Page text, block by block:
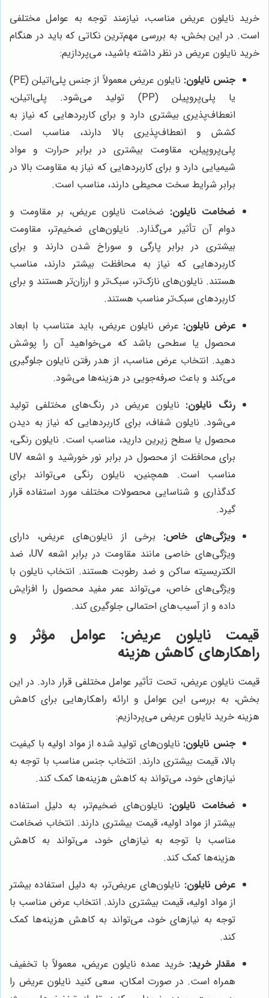
خرید نایلون عریض مناسب، نیازمند توجه به عوامل مختلفی
است. در این بخش، به بررسی مهم‌ترین نکاتی که باید در هنگام
خرید نایلون عریض در نظر داشته باشید، می‌پردازیم:
جنس نایلون:
نایلون عریض معمولاً از جنس پلی‌اتیلن (PE)
یا پلی‌پروپیلن (PP) تولید می‌شود. پلی‌اتیلن،
انعطاف‌پذیری بیشتری دارد و برای کاربردهایی که نیاز به
کشش و انعطاف‌پذیری بالا دارند، مناسب است.
پلی‌پروپیلن، مقاومت بیشتری در برابر حرارت و مواد
شیمیایی دارد و برای کاربردهایی که نیاز به مقاومت بالا در
برابر شرایط سخت محیطی دارند، مناسب است.
ضخامت نایلون: ضخامت نایلون عریض، بر مقاومت و
دوام آن تأثیر می‌گذارد. نایلون‌های ضخیم‌تر، مقاومت
بیشتری در برابر پارگی و سوراخ شدن دارند و برای
کاربردهایی که نیاز به محافظت بیشتر دارند، مناسب
هستند. نایلون‌های نازک‌تر، سبک‌تر و ارزان‌تر هستند و برای
کاربردهای سبک‌تر مناسب هستند.
عرض نایلون: عرض نایلون عریض، باید متناسب با ابعاد
محصول یا سطحی باشد که می‌خواهید آن را پوشش
دهید. انتخاب عرض مناسب، از هدر رفتن نایلون جلوگیری
می‌کند و باعث صرفه‌جویی در هزینه‌ها می‌شود.
رنگ نایلون: نایلون عریض در رنگ‌های مختلفی تولید
می‌شود. نایلون شفاف، برای کاربردهایی که نیاز به دیدن
محصول یا سطح زیرین دارید، مناسب است. نایلون رنگی،
برای محافظت از محصول در برابر نور خورشید و اشعه UV
مناسب است. همچنین، نایلون رنگی می‌تواند برای
کدگذاری و شناسایی محصولات مختلف مورد استفاده قرار
گیرد.
ویژگی‌های خاص: برخی از نایلون‌های عریض، دارای
ویژگی‌های خاصی مانند مقاومت در برابر اشعه UV، ضد
الکتریسیته ساکن و ضد رطوبت هستند. انتخاب نایلون با
ویژگی‌های خاص، می‌تواند عمر مفید محصول را افزایش
داده و از آسیب‌های احتمالی جلوگیری کند.
قیمت نایلون عریض: عوامل مؤثر و
راهکارهای کاهش هزینه
قیمت نایلون عریض، تحت تأثیر عوامل مختلفی قرار دارد. در این
بخش، به بررسی این عوامل و ارائه راهکارهایی برای کاهش
هزینه خرید نایلون عریض می‌پردازیم:
جنس نایلون: نایلون‌های تولید شده از مواد اولیه با کیفیت
بالا، قیمت بیشتری دارند. انتخاب جنس مناسب با توجه به
نیازهای خود، می‌تواند به کاهش هزینه‌ها کمک کند.
ضخامت نایلون: نایلون‌های ضخیم‌تر، به دلیل استفاده
بیشتر از مواد اولیه، قیمت بیشتری دارند. انتخاب ضخامت
مناسب با توجه به نیازهای خود، می‌تواند به کاهش
هزینه‌ها کمک کند.
عرض نایلون: نایلون‌های عریض‌تر، به دلیل استفاده بیشتر
از مواد اولیه، قیمت بیشتری دارند. انتخاب عرض مناسب با
توجه به نیازهای خود، می‌تواند به کاهش هزینه‌ها کمک
کند.
مقدار خرید: خرید عمده نایلون عریض، معمولاً با تخفیف
همراه است. در صورت امکان، سعی کنید نایلون عریض را